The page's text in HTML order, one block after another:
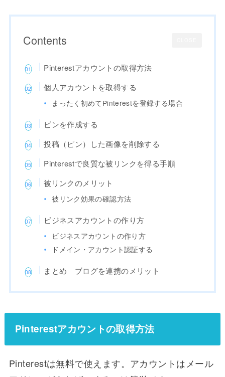
Contents
Pinterestアカウントの取得方法
個人アカウントを取得する
まったく初めてPinterestを登録する場合
ピンを作成する
投稿（ピン）した画像を削除する
Pinterestで良質な被リンクを得る手順
被リンクのメリット
被リンク効果の確認方法
ビジネスアカウントの作り方
ビジネスアカウントの作り方
ドメイン・アカウント認証する
まとめ ブログを連携のメリット
Pinterestアカウントの取得方法
Pinterestは無料で使えます。アカウントはメール